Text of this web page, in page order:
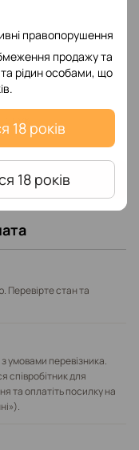
правопорушення
продажу та
рідин особами, що
18 років
18 років
Перевірте стан та
умовами перевізника.
співробітник для
та оплатіть посилку на